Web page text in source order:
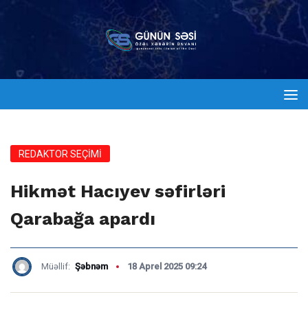
REDAKTOR SEÇİMİ
Hikmət Hacıyev səfirləri
Qarabağa apardı
Müəllif: Şəbnəm 18 Aprel 2025 09:24